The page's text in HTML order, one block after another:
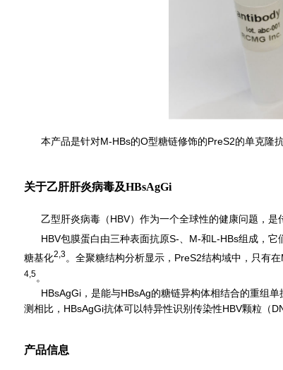
本产品是针对M-HBs的O型糖链修饰的PreS2的单克隆
关于乙肝肝炎病毒及HBsAgGi
乙型肝炎病毒（HBV）作为一个全球性的健康问题，是
HBV包膜蛋白由三种表面抗原S-、M-和L-HBs组成，
糖基化2,3。全聚糖结构分析显示，PreS2结构域中，只有
4,5。
HBsAgGi，是能与HBsAg的糖链异构体相结合的重组
测相比，HBsAgGi抗体可以特异性识别传染性HBV颗粒（
产品信息